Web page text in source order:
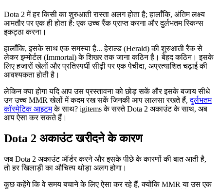
Dota 2 में हर किसी का शुरुआती रास्ता अलग होता है; हालाँकि, अंतिम लक्ष्य
आमतौर पर एक ही होता है: एक उच्च रैंक प्राप्त करना और दुर्लभतम स्किन्स
इकट्ठा करना।
हालाँकि, इसके साथ एक समस्या है... हेराल्ड (Herald) की शुरुआती रैंक से
लेकर इम्मोर्टल (Immortal) के शिखर तक जाना कठिन है। बेहद कठिन। इसके
लिए हजारों खेलों और प्रतिस्पर्धी सीढ़ी पर एक पेचीदा, अप्रत्याशित चढ़ाई की
आवश्यकता होती है।
लेकिन क्या होगा यदि आप उस प्रस्तावना को छोड़ सकें और इसके बजाय सीधे
उन उच्च MMR खेलों में कदम रख सकें जिनकी आप लालसा रखते हैं,दुर्लभतम
कॉस्मेटिक आइटमके साथ? igitems के सस्ते Dota 2 अकाउंट के साथ, अब
आप ऐसा कर सकते हैं।
Dota 2 अकाउंट खरीदने के कारण
जब Dota 2 अकाउंट ऑर्डर करने और इसके पीछे के कारणों की बात आती है,
तो हर खिलाड़ी का औचित्य थोड़ा अलग होगा।
कुछ कहेंगे कि वे समय बचाने के लिए ऐसा कर रहे हैं, क्योंकि MMR या उस एक